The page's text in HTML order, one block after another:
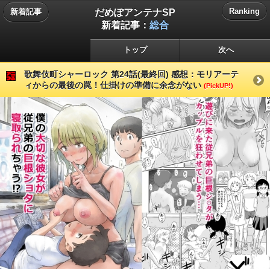
新着記事
だめぽアンテナSP
新着記事： 総合
Ranking
トップ 次へ
歌舞伎町シャーロック 第24話(最終回) 感想：モリアーテ
ィからの最後の罠！仕掛けの準備に余念がない (PickUP!)